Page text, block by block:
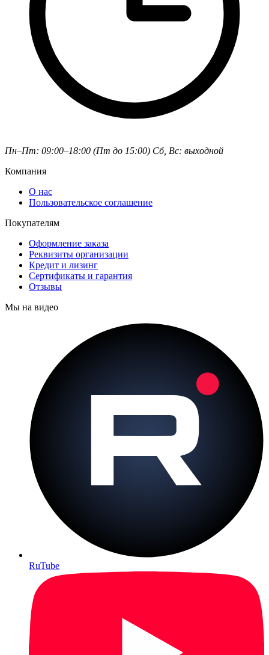
Пн–Пт: 09:00–18:00 (Пт до 15:00) Сб, Вс: выходной
Компания
О нас
Пользовательское соглашение
Покупателям
Оформление заказа
Реквизиты организации
Кредит и лизинг
Сертификаты и гарантия
Отзывы
Мы на видео
RuTube